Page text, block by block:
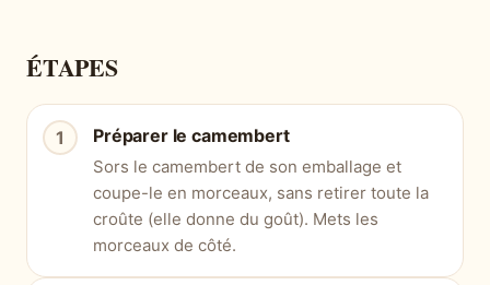
ÉTAPES
Préparer le camembert
Sors le camembert de son emballage et
coupe-le en morceaux, sans retirer toute la
croûte (elle donne du goût). Mets les
morceaux de côté.